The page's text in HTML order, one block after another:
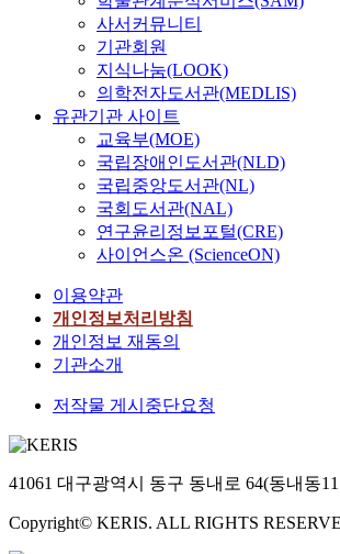
사서커뮤니티
기관회원
지식나눔(LOOK)
의학전자도서관(MEDLIS)
유관기관 사이트
교육부(MOE)
국립장애인도서관(NLD)
국립중앙도서관(NL)
국회도서관(NAL)
연구윤리정보포털(CRE)
사이언스온 (ScienceON)
이용약관
개인정보처리방침
개인정보 재동의
기관소개
저작물 게시중단요청
41061 대구광역시 동구 동내로 64(동내동
Copyright© KERIS. ALL RIGHTS